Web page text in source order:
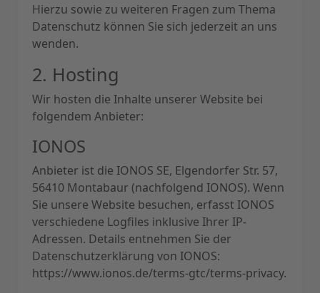
Hierzu sowie zu weiteren Fragen zum Thema
Datenschutz können Sie sich jederzeit an uns
wenden.
2. Hosting
Wir hosten die Inhalte unserer Website bei
folgendem Anbieter:
IONOS
Anbieter ist die IONOS SE, Elgendorfer Str. 57,
56410 Montabaur (nachfolgend IONOS). Wenn
Sie unsere Website besuchen, erfasst IONOS
verschiedene Logfiles inklusive Ihrer IP-
Adressen. Details entnehmen Sie der
Datenschutzerklärung von IONOS:
https://www.ionos.de/terms-gtc/terms-privacy.